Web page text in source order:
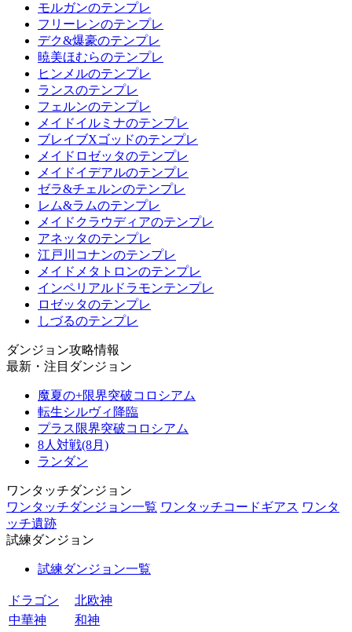
モルガンのテンプレ
フリーレンのテンプレ
デク&爆豪のテンプレ
暁美ほむらのテンプレ
ヒンメルのテンプレ
ランスのテンプレ
フェルンのテンプレ
メイドイルミナのテンプレ
ブレイブXゴッドのテンプレ
メイドロゼッタのテンプレ
メイドイデアルのテンプレ
ゼラ&チェルンのテンプレ
レム&ラムのテンプレ
メイドクラウディアのテンプレ
アネッタのテンプレ
江戸川コナンのテンプレ
メイドメタトロンのテンプレ
インペリアルドラモンテンプレ
ロゼッタのテンプレ
しづるのテンプレ
ダンジョン攻略情報
最新・注目ダンジョン
魔夏の+限界突破コロシアム
転生シルヴィ降臨
プラス限界突破コロシアム
8人対戦(8月)
ランダン
ワンタッチダンジョン
ワンタッチダンジョン一覧 ワンタッチコードギアス ワンタ
ッチ遺跡
試練ダンジョン
試練ダンジョン一覧
ドラゴン
北欧神
中華神
和神